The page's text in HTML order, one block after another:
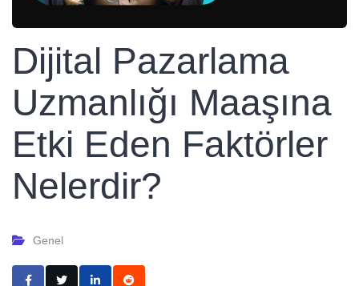
Dijital Pazarlama
Uzmanlığı Maaşına
Etki Eden Faktörler
Nelerdir?
Genel